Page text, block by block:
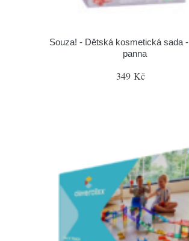
Souza! - Dětská kosmetická sada
panna
349 Kč